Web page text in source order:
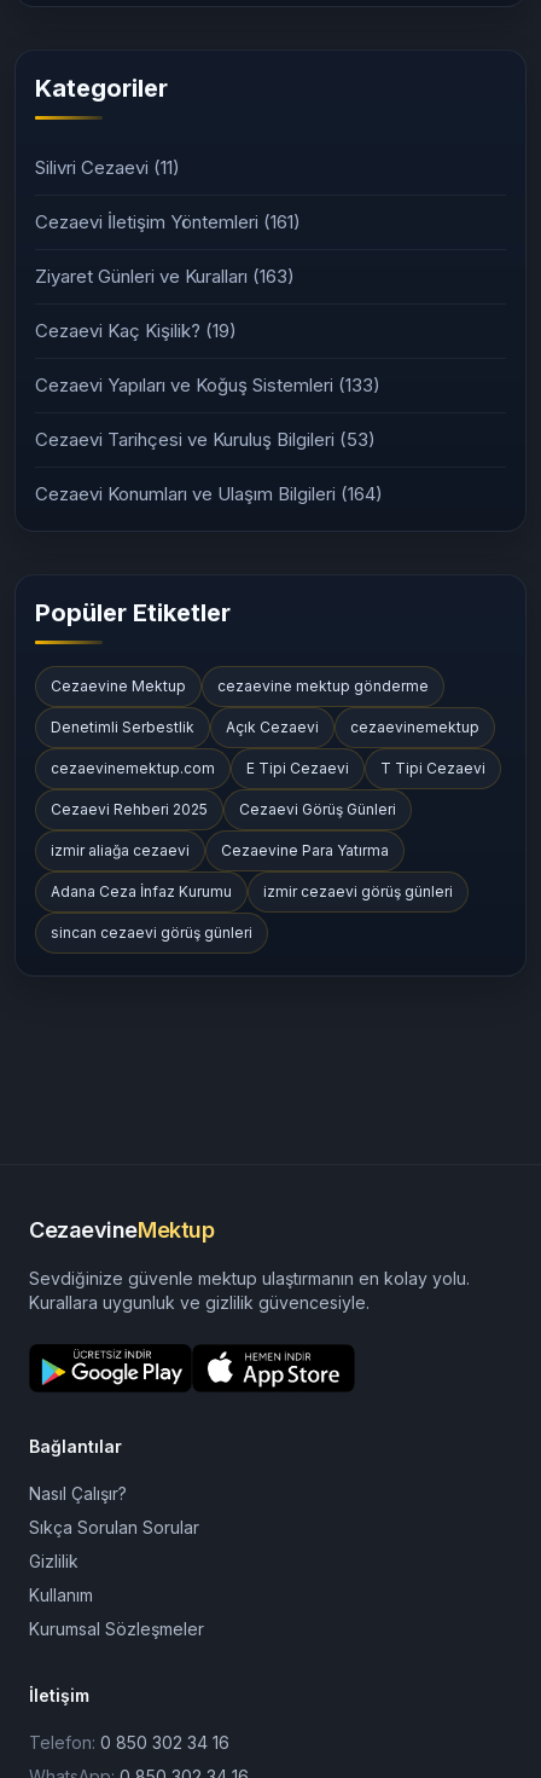
Kategoriler
Silivri Cezaevi (11)
Cezaevi İletişim Yöntemleri (161)
Ziyaret Günleri ve Kuralları (163)
Cezaevi Kaç Kişilik? (19)
Cezaevi Yapıları ve Koğuş Sistemleri (133)
Cezaevi Tarihçesi ve Kuruluş Bilgileri (53)
Cezaevi Konumları ve Ulaşım Bilgileri (164)
Popüler Etiketler
Cezaevine Mektup cezaevine mektup gönderme
Denetimli Serbestlik Açık Cezaevi cezaevinemektup
cezaevinemektup.com E Tipi Cezaevi T Tipi Cezaevi
Cezaevi Rehberi 2025 Cezaevi Görüş Günleri
izmir aliağa cezaevi Cezaevine Para Yatırma
Adana Ceza İnfaz Kurumu izmir cezaevi görüş günleri
sincan cezaevi görüş günleri
CezaevineMektup
Sevdiğinize güvenle mektup ulaştırmanın en kolay yolu.
Kurallara uygunluk ve gizlilik güvencesiyle.
Bağlantılar
Nasıl Çalışır?
Sıkça Sorulan Sorular
Gizlilik
Kullanım
Kurumsal Sözleşmeler
İletişim
Telefon: 0 850 302 34 16